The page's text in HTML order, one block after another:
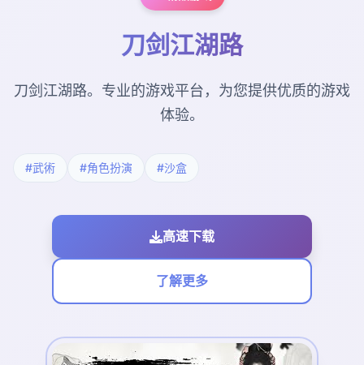
刀剑江湖路
刀剑江湖路。专业的游戏平台，为您提供优质的游戏
体验。
#武術 #角色扮演 #沙盒
高速下载
了解更多